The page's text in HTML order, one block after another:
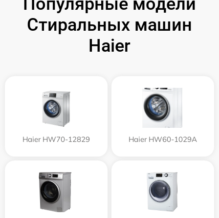
Стиральных машин
Haier
Haier HW70-12829 Haier HW60-1029A